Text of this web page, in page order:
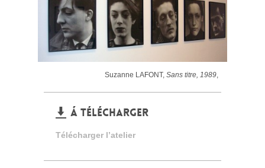
Suzanne LAFONT, Sans titre, 1989
Á TÉLÉCHARGER
Télécharger l’atelier